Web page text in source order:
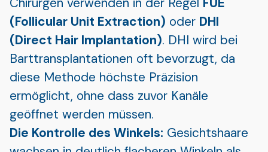
(Follicular Unit Extraction) oder DHI
(Direct Hair Implantation). DHI wird bei
Barttransplantationen oft bevorzugt, da
diese Methode höchste Präzision
ermöglicht, ohne dass zuvor Kanäle
geöffnet werden müssen.
Die Kontrolle des Winkels: Gesichtshaare